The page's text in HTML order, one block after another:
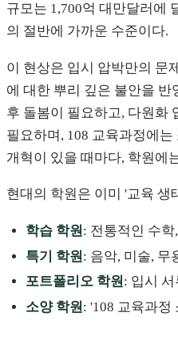
규모는 1,700억 대만달러에
의 절반에 가까운 수준이다.
이 현상은 입시 압박만의 문
에 대한 뿌리 깊은 불안을
후 돌봄이 필요하고, 다원화
필요하며, 108 교육과정에
개혁이 있을 때마다, 학원에
현대의 학원은 이미 '교육 생
학습 학원: 전통적인 수학
특기 학원 : 음악, 미술, 무
포트폴리오 학원: 입시
소양 학원: '108 교육과정